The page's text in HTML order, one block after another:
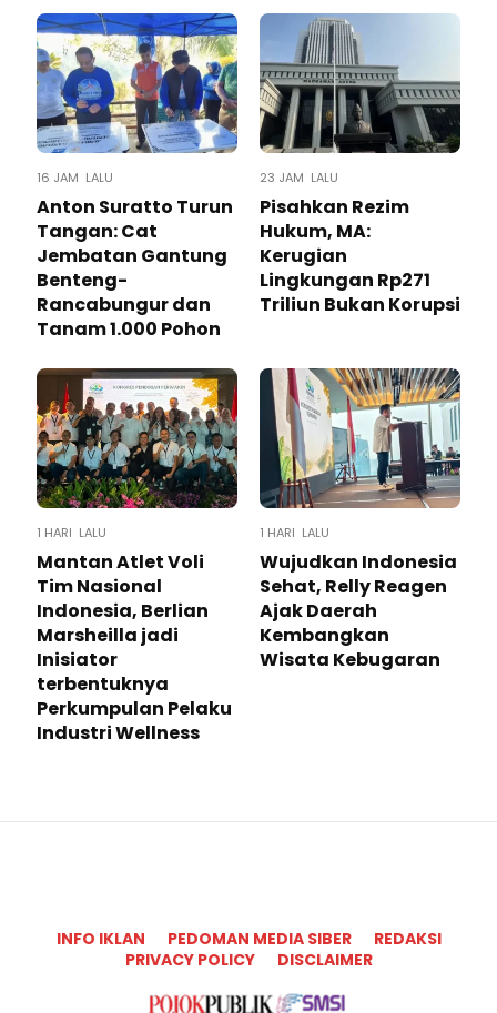
16 JAM LALU
Anton Suratto Turun
Tangan: Cat
Jembatan Gantung
Benteng-
Rancabungur dan
Tanam 1.000 Pohon
23 JAM LALU
Pisahkan Rezim
Hukum, MA:
Kerugian
Lingkungan Rp271
Triliun Bukan Korupsi
1 HARI LALU
Mantan Atlet Voli
Tim Nasional
Indonesia, Berlian
Marsheilla jadi
Inisiator
terbentuknya
Perkumpulan Pelaku
Industri Wellness
1 HARI LALU
Wujudkan Indonesia
Sehat, Relly Reagen
Ajak Daerah
Kembangkan
Wisata Kebugaran
INFO IKLAN PEDOMAN MEDIA SIBER
REDAKSI
PRIVACY POLICY
DISCLAIMER